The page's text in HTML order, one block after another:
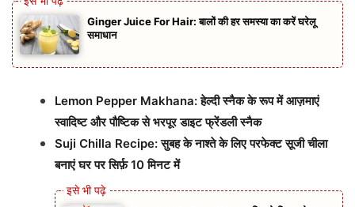
Ginger Juice For Hair: बालों की हर समस्या का करें घरेलू
समाधान
Lemon Pepper Makhana: हेल्दी स्नैक के रूप में आज़माएं
स्वादिष्ट और पौष्टिक से भरपूर डाइट फ्रेंडली स्नैक
Suji Chilla Recipe: सुबह के नाश्ते के लिए परफेक्ट सूजी चीला
बनाएं घर पर सिर्फ़ 10 मिनट में